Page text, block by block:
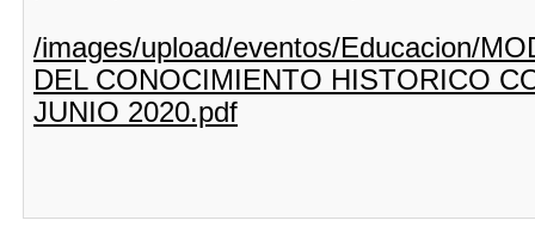
/images/upload/eventos/Educacion/
DEL CONOCIMIENTO HISTORICO
JUNIO 2020.pdf